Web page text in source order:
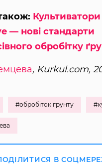
— нові стандарти
обробітку
, Kurkul.com,
#обробіток грунту
В